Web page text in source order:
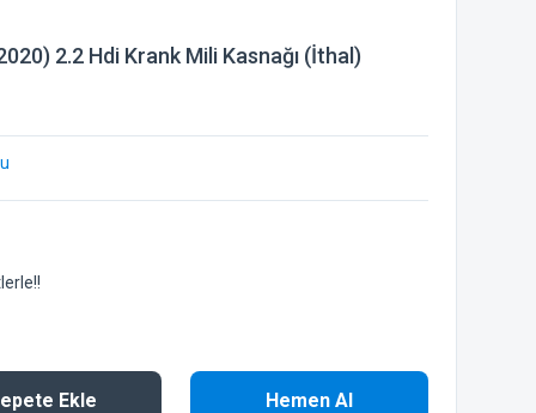
2.2 Hdi Krank Mili Kasnağı (İthal)
Ekle Hemen Al